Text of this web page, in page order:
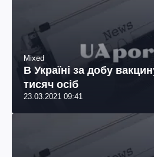
Mixed
В Україні за добу
тисяч осіб
23.03.2021 09:41